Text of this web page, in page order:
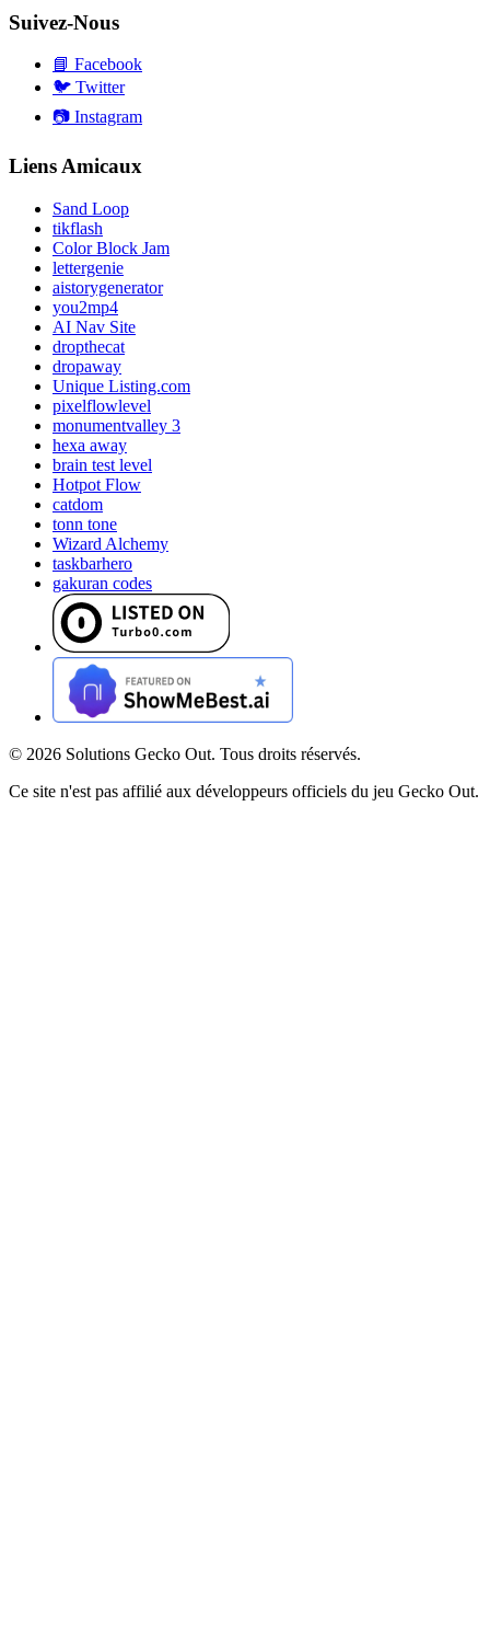
Suivez-Nous
📘 Facebook
🐦 Twitter
📷 Instagram
Liens Amicaux
Sand Loop
tikflash
Color Block Jam
lettergenie
aistorygenerator
you2mp4
AI Nav Site
dropthecat
dropaway
Unique Listing.com
pixelflowlevel
monumentvalley 3
hexa away
brain test level
Hotpot Flow
catdom
tonn tone
Wizard Alchemy
taskbarhero
gakuran codes
© 2026 Solutions Gecko Out. Tous droits réservés.
Ce site n'est pas affilié aux développeurs officiels du jeu Gecko Out.